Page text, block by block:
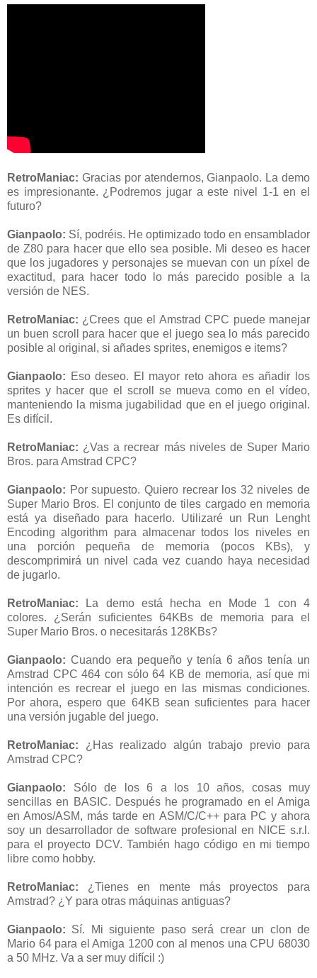
RetroManiac: Gracias por atendernos, Gianpaolo. La demo
es impresionante. ¿Podremos jugar a este nivel 1-1 en el
futuro?
Gianpaolo: Sí, podréis. He optimizado todo en ensamblador
de Z80 para hacer que ello sea posible. Mi deseo es hacer
que los jugadores y personajes se muevan con un píxel de
exactitud, para hacer todo lo más parecido posible a la
versión de NES.
RetroManiac: ¿Crees que el Amstrad CPC puede manejar
un buen scroll para hacer que el juego sea lo más parecido
posible al original, si añades sprites, enemigos e items?
Gianpaolo: Eso deseo. El mayor reto ahora es añadir los
sprites y hacer que el scroll se mueva como en el vídeo,
manteniendo la misma jugabilidad que en el juego original.
Es difícil.
RetroManiac: ¿Vas a recrear más niveles de Super Mario
Bros. para Amstrad CPC?
Gianpaolo: Por supuesto. Quiero recrear los 32 niveles de
Super Mario Bros. El conjunto de tiles cargado en memoria
está ya diseñado para hacerlo. Utilizaré un Run Lenght
Encoding algorithm para almacenar todos los niveles en
una porción pequeña de memoria (pocos KBs), y
descomprimirá un nivel cada vez cuando haya necesidad
de jugarlo.
RetroManiac:
La demo está hecha en Mode 1 con 4
colores. ¿Serán suficientes 64KBs de memoria para el
Super Mario Bros. o necesitarás 128KBs?
Gianpaolo: Cuando era pequeño y tenía 6 años tenía un
Amstrad CPC 464 con sólo 64 KB de memoria, así que mi
intención es recrear el juego en las mismas condiciones.
Por ahora, espero que 64KB sean suficientes para hacer
una versión jugable del juego.
RetroManiac: ¿Has realizado algún trabajo previo para
Amstrad CPC?
Gianpaolo: Sólo de los 6 a los 10 años, cosas muy
sencillas en BASIC. Después he programado en el Amiga
en Amos/ASM, más tarde en ASM/C/C++ para PC y ahora
soy un desarrollador de software profesional en NICE s.r.l.
para el proyecto DCV. También hago código en mi tiempo
libre como hobby.
RetroManiac: ¿Tienes en mente más proyectos para
Amstrad? ¿Y para otras máquinas antiguas?
Gianpaolo: Sí. Mi siguiente paso será crear un clon de
Mario 64 para el Amiga 1200 con al menos una CPU 68030
a 50 MHz. Va a ser muy difícil :)